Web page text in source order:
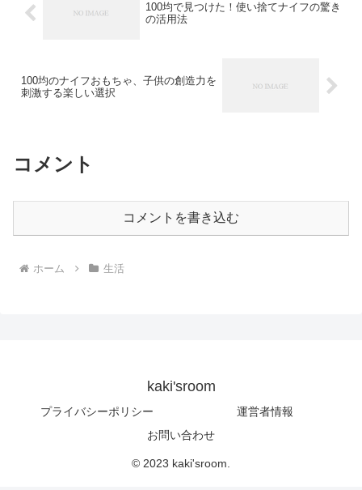
100均で見つけた！使い捨てナイフの驚き
の活用法
100均のナイフおもちゃ、子供の創造力を
刺激する楽しい選択
コメント
コメントを書き込む
ホーム 生活
kaki'sroom
プライバシーポリシー
運営者情報
お問い合わせ
© 2023 kaki'sroom.